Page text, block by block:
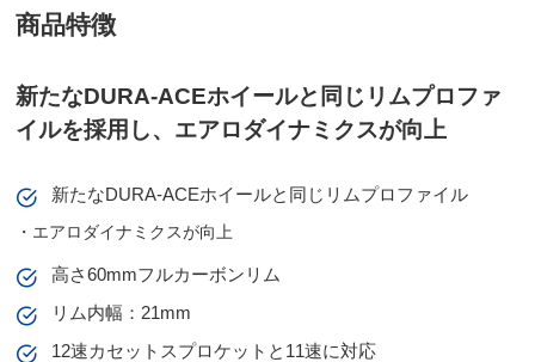
商品特徴
新たなDURA-ACEホイールと同じリムプロファ
イルを採用し、エアロダイナミクスが向上
新たなDURA-ACEホイールと同じリムプロファイル
・エアロダイナミクスが向上
高さ60mmフルカーボンリム
リム内幅：21mm
12速カセットスプロケットと11速に対応